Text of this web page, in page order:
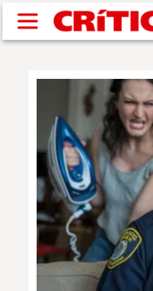
Pasar al contenido
SUCESOS
NACIONAL
SHOW